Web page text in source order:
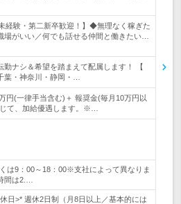
経験・第二新卒歓迎！】◆無理なく稼ぎた
場がいい／何でも話せる仲間と働きたい…
ナシ＆希望を踏まえて配属します！ 【
葉・神奈川・静岡・…
円(一律手当含む)＋ 報奨金(毎月10万円以
て、加給優遇します。※…
は9：00～18：00※支社によって異なりま
間は2.…
日>* 週休2日制（月8日以上／基本的には